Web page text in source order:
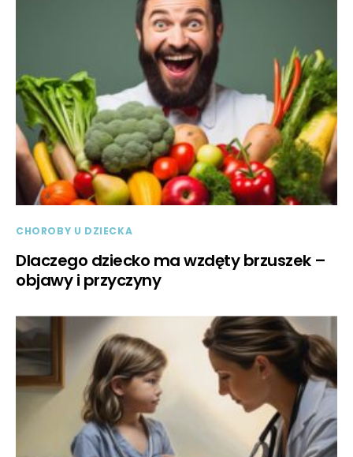
CHOROBY U DZIECKA
Dlaczego dziecko ma wzdęty brzuszek –
objawy i przyczyny